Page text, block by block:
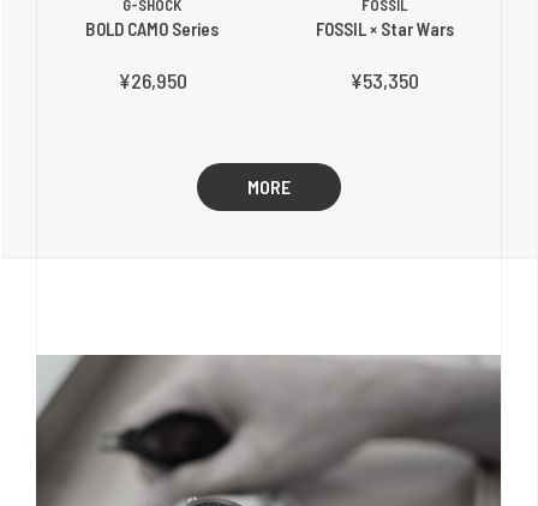
G-SHOCK
BOLD CAMO Series
¥26,950
FOSSIL
FOSSIL × Star Wars
¥53,350
MORE